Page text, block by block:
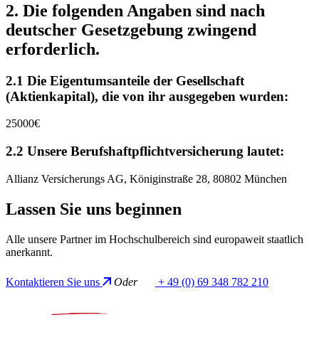
2. Die folgenden Angaben sind nach
deutscher Gesetzgebung zwingend
erforderlich.
2.1 Die Eigentumsanteile der Gesellschaft
(Aktienkapital), die von ihr ausgegeben wurden:
25000€
2.2 Unsere Berufshaftpflichtversicherung lautet:
Allianz Versicherungs AG, Königinstraße 28, 80802 München
Lassen Sie uns beginnen
Alle unsere Partner im Hochschulbereich sind europaweit staatlich
anerkannt.
Kontaktieren Sie uns Oder + 49 (0) 69 348 782 210